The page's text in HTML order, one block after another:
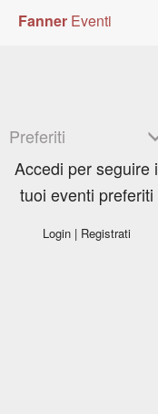
Fanner Eventi
Preferiti
Accedi per seguire i
tuoi eventi preferiti
Login| Registrati